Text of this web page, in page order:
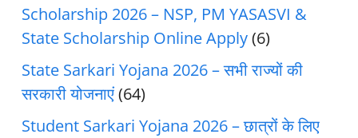
Scholarship 2026 – NSP, PM YASASVI &
State Scholarship Online Apply(6)
State Sarkari Yojana 2026 – सभी राज्यों की
सरकारी योजनाएं(64)
Student Sarkari Yojana 2026 – छात्रों के लिए